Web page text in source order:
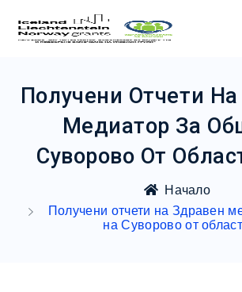
Получени Отчети
Медиатор За
Суворово От
Начало
Получени отчети на Здравен
на Суворово от